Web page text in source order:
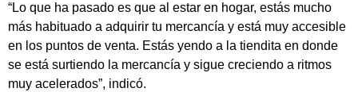
“Lo que ha pasado es que al estar en hogar, estás mucho
más habituado a adquirir tu mercancía y está muy accesible
en los puntos de venta. Estás yendo a la tiendita en donde
se está surtiendo la mercancía y sigue creciendo a ritmos
muy acelerados”, indicó.